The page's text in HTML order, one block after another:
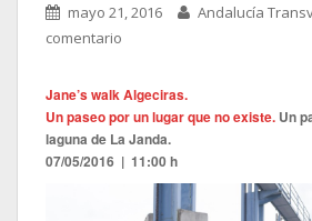
mayo 21, 2016 Andalucía
comentario
Jane’s walk Algeciras.
Un paseo por un lugar que no existe. Un
laguna de La Janda.
07/05/2016 | 11:00 h